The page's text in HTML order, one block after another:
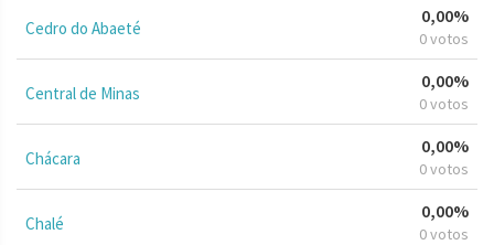
Cedro do Abaeté
0,00%
0 votos
Central de Minas
0,00%
0 votos
Chácara
0,00%
0 votos
Chalé
0,00%
0 votos